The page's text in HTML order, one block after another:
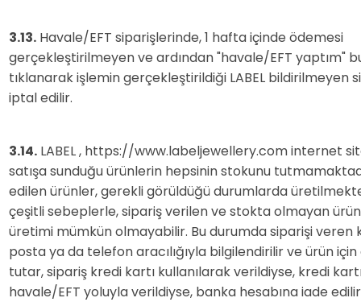
3.13. Havale/EFT siparişlerinde, 1 hafta içinde ödemesi
gerçekleştirilmeyen ve ardından "havale/EFT yaptım"
tıklanarak işlemin gerçekleştirildiği LABEL bildirilmeyen
iptal edilir.
3.14. LABEL , https://www.labeljewellery.com internet
satışa sunduğu ürünlerin hepsinin stokunu
edilen ürünler, gerekli görüldüğü durumlarda
çeşitli sebeplerle, sipariş verilen ve stokta olmayan
üretimi mümkün olmayabilir. Bu durumda siparişi veren
posta ya da telefon aracılığıyla bilgilendirilir ve ürün
tutar, sipariş kredi kartı kullanılarak verildiyse, kredi
havale/EFT yoluyla verildiyse, banka hesabına iade